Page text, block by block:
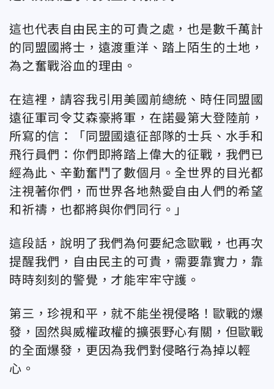
這也代表自由民主的可貴之處，也是數千萬計
的同盟國將士，遠渡重洋、踏上陌生的土地，
為之奮戰浴血的理由。
在這裡，請容我引用美國前總統、時任同盟國
遠征軍司令艾森豪將軍，在諾曼第大登陸前，
所寫的信：「同盟國遠征部隊的士兵、水手和
飛行員們：你們即將踏上偉大的征戰，我們已
經為此、辛勤奮鬥了數個月。全世界的目光都
注視著你們，而世界各地熱愛自由人們的希望
和祈禱，也都將與你們同行。」
這段話，說明了我們為何要紀念歐戰，也再次
提醒我們，自由民主的可貴，需要靠實力，靠
時時刻刻的警覺，才能牢牢守護。
第三，珍視和平，就不能坐視侵略！歐戰的爆
發，固然與威權政權的擴張野心有關，但歐戰
的全面爆發，更因為我們對侵略行為掉以輕
心。